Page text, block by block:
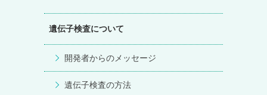
遺伝子検査について
開発者からのメッセージ
遺伝子検査の方法